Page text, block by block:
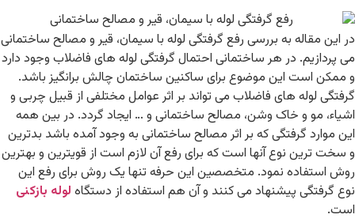
در این مقاله به بررسی رفع گرفتگی لوله با سیمان، قیر و مصالح ساختمانی
می پردازیم. در هر ساختمانی احتمال گرفتگی لوله های فاضلاب وجود دارد
و ممکن است این موضوع برای ساکنین ساختمان چالش برانگیز باشد.
گرفتگی لوله های فاضلاب می تواند بر اثر عوامل مختلفی از قبیل چربی و
اشیاء، مو و خاک وشن، مصالح ساختمانی و … ایجاد گردد. در بین همه
این موارد گرفتگی که بر اثر مصالح ساختمانی به وجود آمده باشد بدترین
و سخت ترین نوع آنها است که برای رفع آن لازم است از قویترین و بهترین
روش استفاده نمود. متخصصین این حرفه تنها یک روش برای رفع این
نوع گرفتگی پیشنهاد می کنند و آن هم استفاده از دستگاه لوله بازکنی
است.